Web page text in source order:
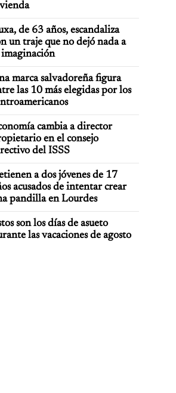
de 63 años, escandaliza
un traje que no dejó nada a
marca salvadoreña figura
las 10 más elegidas por los
cambia a director
en el consejo
del ISSS
a dos jóvenes de 17
acusados de intentar crear
pandilla en Lourdes
son los días de asueto
las vacaciones de agosto